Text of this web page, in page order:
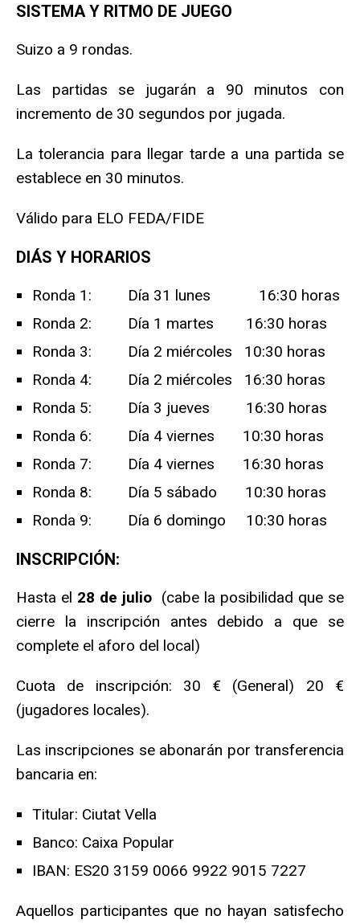
SISTEMA Y RITMO DE JUEGO
Suizo a 9 rondas.
Las partidas se jugarán a 90 minutos con
incremento de 30 segundos por jugada.
La tolerancia para llegar tarde a una partida se
establece en 30 minutos.
Válido para ELO FEDA/FIDE
DIÁS Y HORARIOS
Ronda 1: Día 31 lunes 16:30 horas
Ronda 2: Día 1 martes 16:30 horas
Ronda 3: Día 2 miércoles 10:30 horas
Ronda 4: Día 2 miércoles 16:30 horas
Ronda 5: Día 3 jueves 16:30 horas
Ronda 6: Día 4 viernes 10:30 horas
Ronda 7: Día 4 viernes 16:30 horas
Ronda 8: Día 5 sábado 10:30 horas
Ronda 9: Día 6 domingo 10:30 horas
INSCRIPCIÓN:
Hasta el 28 de julio (cabe la posibilidad que se
cierre la inscripción antes debido a que se
complete el aforo del local)
Cuota de inscripción: 30 € (General) 20 €
(jugadores locales).
Las inscripciones se abonarán por transferencia
bancaria en:
Titular: Ciutat Vella
Banco: Caixa Popular
IBAN: ES20 3159 0066 9922 9015 7227
Aquellos participantes que no hayan satisfecho